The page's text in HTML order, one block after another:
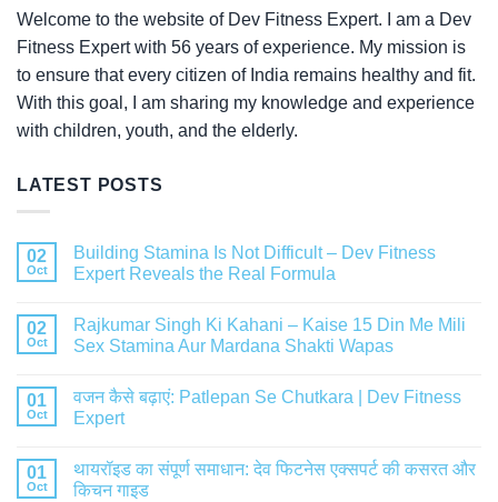
Welcome to the website of Dev Fitness Expert. I am a Dev
Fitness Expert with 56 years of experience. My mission is
to ensure that every citizen of India remains healthy and fit.
With this goal, I am sharing my knowledge and experience
with children, youth, and the elderly.
LATEST POSTS
02
Oct
Building Stamina Is Not Difficult – Dev Fitness
Expert Reveals the Real Formula
02
Oct
Rajkumar Singh Ki Kahani – Kaise 15 Din Me Mili
Sex Stamina Aur Mardana Shakti Wapas
01
Oct
वजन कैसे बढ़ाएं: Patlepan Se Chutkara | Dev Fitness
Expert
01
Oct
थायरॉइड का संपूर्ण समाधान: देव फिटनेस एक्सपर्ट की कसरत और
किचन गाइड